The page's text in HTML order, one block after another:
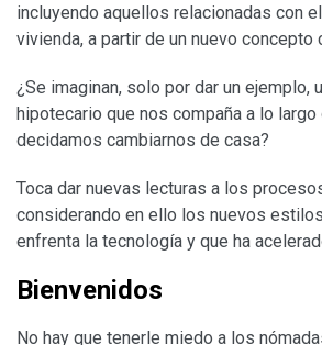
incluyendo aquellos relacionadas con
vivienda, a partir de un nuevo concepto
¿Se imaginan, solo por dar un ejemplo,
hipotecario que nos compaña a lo
decidamos cambiarnos de casa?
Toca dar nuevas lecturas a los
considerando en ello los nuevos
enfrenta la tecnología y que ha
Bienvenidos
No hay que tenerle miedo a los